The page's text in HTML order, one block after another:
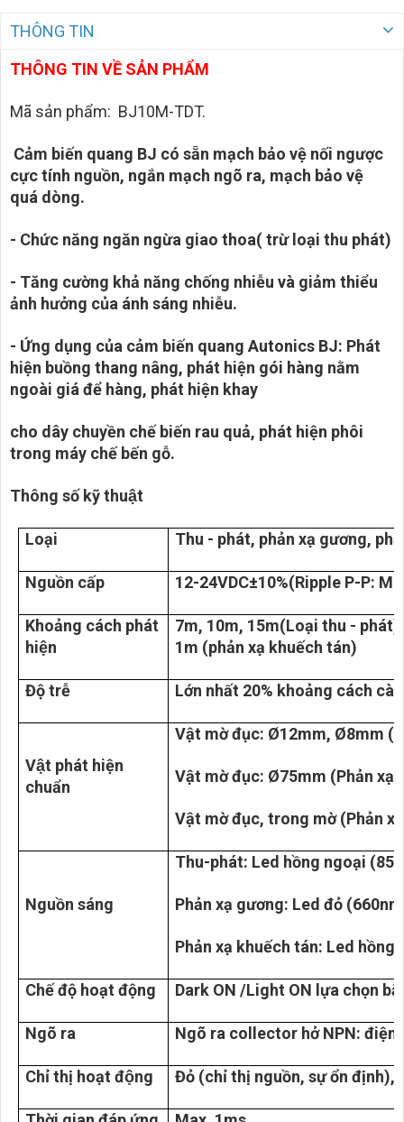
THÔNG TIN
THÔNG TIN VỀ SẢN PHẨM
Mã sản phẩm: BJ10M-TDT.
Cảm biến quang BJ có sẵn mạch bảo vệ nối ngược
cực tính nguồn, ngắn mạch ngõ ra, mạch bảo vệ
quá dòng.
- Chức năng ngăn ngừa giao thoa( trừ loại thu phát)
- Tăng cường khả năng chống nhiễu và giảm thiểu
ảnh hưởng của ánh sáng nhiễu.
- Ứng dụng của cảm biến quang Autonics BJ: Phát
hiện buồng thang nâng, phát hiện gói hàng nằm
ngoài giá để hàng, phát hiện khay
cho dây chuyền chế biến rau quả, phát hiện phôi
trong máy chế bến gỗ.
Thông số kỹ thuật
Loại Thu - phát, phản xạ gương,
Nguồn cấp 12-24VDC±10%(Ripple P-P:
Khoảng cách phát
hiện
7m, 10m, 15m(Loại thu -
1m (phản xạ khuếch tán)
Độ trễ Lớn nhất 20% khoảng cách
Vật phát hiện
chuẩn
Vật mờ đục: Ø12mm, Ø8mm
Vật mờ đục: Ø75mm (Phản xạ
Vật mờ đục, trong mờ (Phản
Nguồn sáng
Thu-phát: Led hồng ngoại
Phản xạ gương: Led đỏ
Phản xạ khuếch tán: Led
Chế độ hoạt động Dark ON /Light ON lựa chọn
Ngõ ra Ngõ ra collector hở NPN: điện
Chỉ thị hoạt động Đỏ (chỉ thị nguồn, sự ổn định),